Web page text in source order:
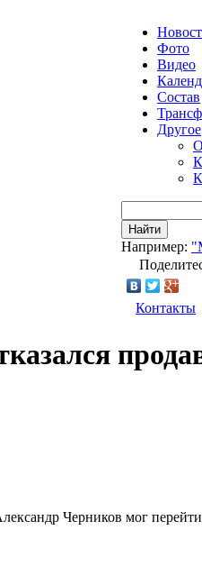
Фото
Видео
Состав
Другое
Найти
Например:
Контакты
Черников мог